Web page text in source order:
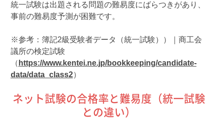
統一試験は出題される問題の難易度にばらつきがあり、
事前の難易度予測が困難です。
※参考：簿記2級受験者データ（統一試験））｜商工会
議所の検定試験
（ https://www.kentei.ne.jp/bookkeeping/candidate-
data/data_class2）
ネット試験の合格率と難易度（統一試験
との違い）